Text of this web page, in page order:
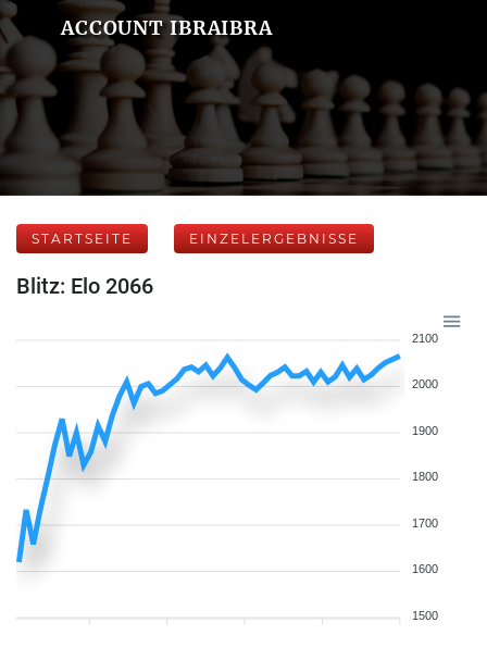
ACCOUNT IBRAIBRA
STARTSEITE EINZELERGEBNISSE
Blitz: Elo 2066
2100
2000
1900
1800
1700
1600
1500